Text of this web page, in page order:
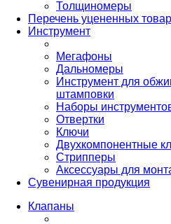
Толщиномеры
Перечень уцененных
Инструмент
Мегафоны
Дальномеры
Инструмент для
штамповки
Наборы
Отвертки
Ключи
Двухкомпонентные
Стрипперы
Аксессуары для
Сувенирная продукция
Клапаны